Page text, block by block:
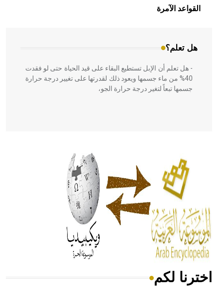
القواعد الآمرة
هل تعلم؟
بالعمارة الإسلامية في بلاد الشام ومصر خاصة، حيث يحرص
المعمار على بناء مداميكه وخاصة في الواجهات
- هل تعلم أن الإبل تستطيع البقاء على قيد الحياة حتى لو فقدت
40% من ماء جسمها ويعود ذلك لقدرتها على تغيير درجة حرارة
جسمها تبعاً لتغير درجة حرارة الجو،
الحكم، الأدلة، تنظيم التغذية، ورسالته في جروح الرأس. ويعود
له الفضل بأنه حرر الطب من الدين والفلسفة.
- هل تعلم أن المرجان إفراز حيواني يتكون في البحر ويتركب
من مادة كربونات الكلسيوم، وهو أحمر أو شديد الحمرة وهو
أجود أنواعه، ويمتاز بكبر الحجم ويسمى الش
هل تعلم أن الأبسيد كلمة فرنسية اللفظ تم اعتمادها مصطلحاً
اخترنا لكم